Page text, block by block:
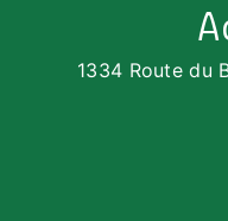
1334 Route du